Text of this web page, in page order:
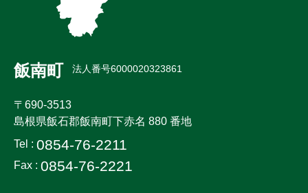
飯南町 法人番号6000020323861
〒690-3513
島根県飯石郡飯南町下赤名 880 番地
Tel : 0854-76-2211
Fax : 0854-76-2221